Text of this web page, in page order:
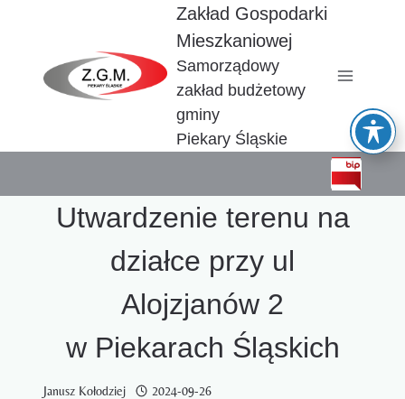
Zakład Gospodarki
Mieszkaniowej
Samorządowy
zakład budżetowy
gminy
Piekary Śląskie
Utwardzenie terenu na
działce przy ul
Alojzjanów 2
w Piekarach Śląskich
Janusz Kołodziej 2024-09-26